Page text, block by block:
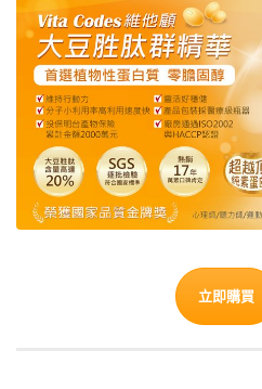
立即購買